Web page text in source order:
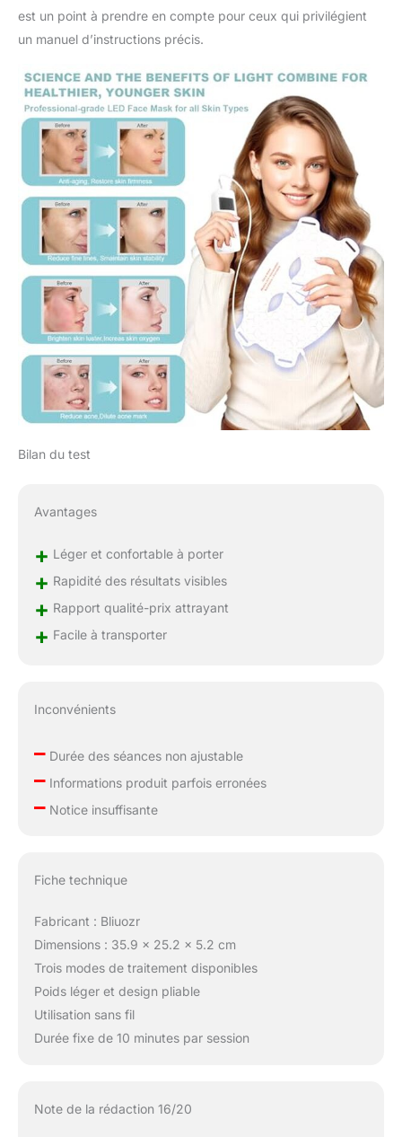
fonction de la peau, veuillez l'utiliser
régulièrement).
est un point à prendre en compte pour ceux qui privilégient
un manuel d’instructions précis.
Bilan du test
Avantages
+ Léger et confortable à porter
+ Rapidité des résultats visibles
+ Rapport qualité-prix attrayant
+ Facile à transporter
Inconvénients
–Durée des séances non ajustable
–Informations produit parfois erronées
–Notice insuffisante
Fiche technique
Fabricant : Bliuozr
Dimensions : 35.9 x 25.2 x 5.2 cm
Trois modes de traitement disponibles
Poids léger et design pliable
Utilisation sans fil
Durée fixe de 10 minutes par session
Note de la rédaction 16/20